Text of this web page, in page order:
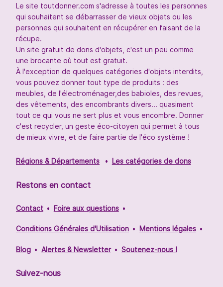
Le site toutdonner.com s'adresse à toutes les personnes
qui souhaitent se débarrasser de vieux objets ou les
personnes qui souhaitent en récupérer en faisant de la
récupe.
Un site gratuit de dons d'objets, c'est un peu comme
une brocante où tout est gratuit.
À l'exception de quelques catégories d'objets interdits,
vous pouvez donner tout type de produits : des
meubles, de l'électroménager,des babioles, des revues,
des vêtements, des encombrants divers... quasiment
tout ce qui vous ne sert plus et vous encombre. Donner
c'est recycler, un geste éco-citoyen qui permet à tous
de mieux vivre, et de faire partie de l'éco système !
Régions & Départements Les catégories de dons
Restons en contact
Contact Foire aux questions
Conditions Générales d'Utilisation Mentions légales
Blog Alertes & Newsletter Soutenez-nous !
Suivez-nous